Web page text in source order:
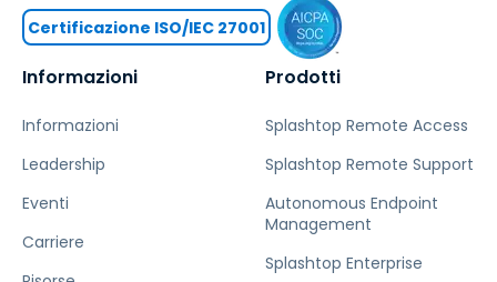
Informazioni
Informazioni
Leadership
Eventi
Carriere
Prodotti
Splashtop Remote Access
Splashtop Remote Support
Autonomous Endpoint
Management
Splashtop Enterprise
Certificazione ISO/IEC 27001